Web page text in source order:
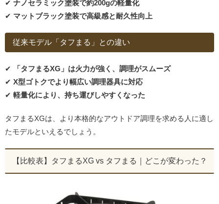
✔ ナノセラミック塗装で約200gの軽量化
✔ マットブラック塗装で高級感と耐久性向上
従来モデル「タフまる」との違い
✔
「タフまるXG」は火力が強く、調理がスムーズ
✔ X型ゴトクでより幅広い調理器具に対応
✔ 軽量化により、持ち運びしやすくなった
タフまるXGは、より本格的なアウトドア調理を求める人に適し
たモデルといえるでしょう。
【比較表】タフまるXG vs タフまる｜どこが変わった？